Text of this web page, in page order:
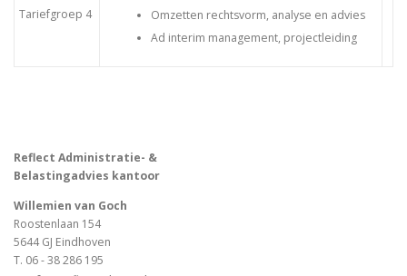
Tariefgroep 4
Omzetten rechtsvorm, analyse en advies
Ad interim management, projectleiding
Reflect Administratie- &
Belastingadvies kantoor
Willemien van Goch
Roostenlaan 154
5644 GJ Eindhoven
T. 06 - 38 286 195